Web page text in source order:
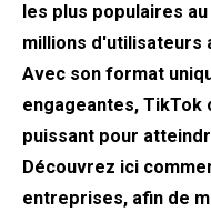
les plus populaires
millions d'utilisateurs
Avec son format
engageantes, TikTok
puissant pour
Découvrez ici
entreprises, afin de